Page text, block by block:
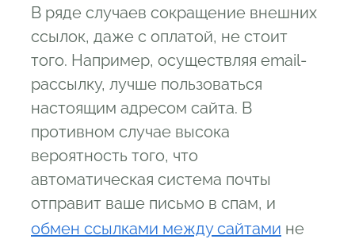
В ряде случаев сокращение внешних
ссылок, даже с оплатой, не стоит
того. Например, осуществляя email-
рассылку, лучше пользоваться
настоящим адресом сайта. В
противном случае высока
вероятность того, что
автоматическая система почты
отправит ваше письмо в спам, и
обмен ссылками между сайтами не